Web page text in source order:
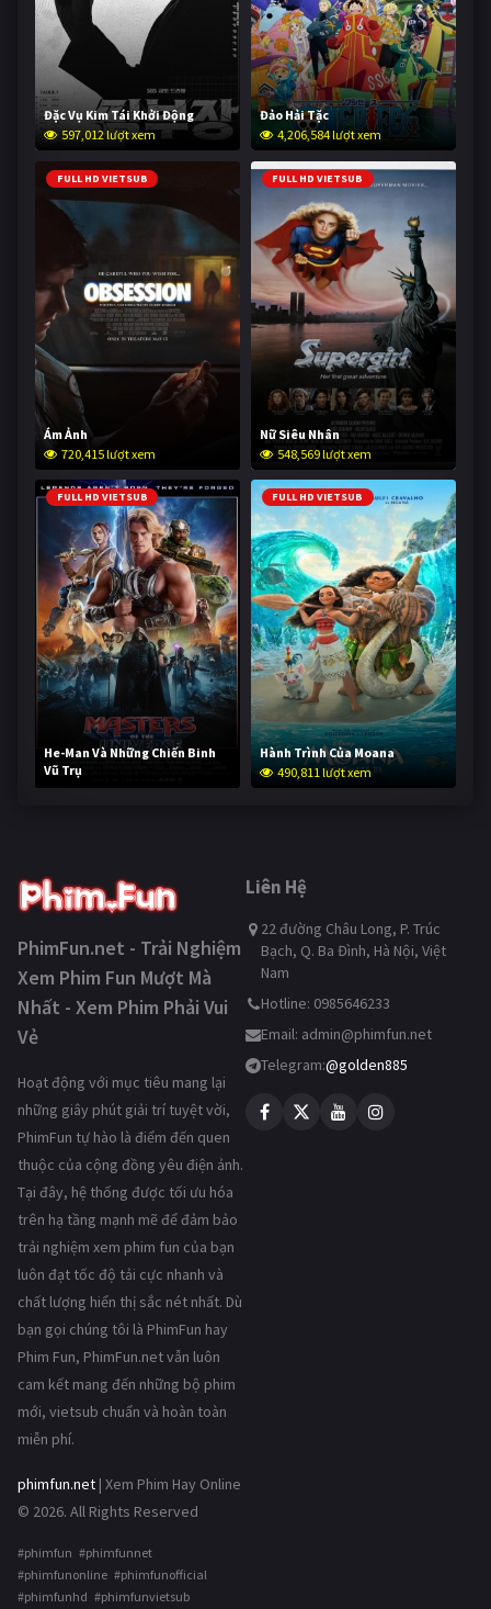
Đặc Vụ Kim Tái Khởi Động
597,012 lượt xem
Đảo Hải Tặc
4,206,584 lượt xem
FULL HD VIETSUB
Ám Ảnh
720,415 lượt xem
FULL HD VIETSUB
Nữ Siêu Nhân
548,569 lượt xem
FULL HD VIETSUB
He-Man Và Những Chiến Binh
Vũ Trụ
239,553 lượt xem
FULL HD VIETSUB
Hành Trình Của Moana
490,811 lượt xem
PhimFun.net - Trải Nghiệm
Xem Phim Fun Mượt Mà
Nhất - Xem Phim Phải Vui
Vẻ
Hoạt động với mục tiêu mang lại
những giây phút giải trí tuyệt vời,
PhimFun tự hào là điểm đến quen
thuộc của cộng đồng yêu điện ảnh.
Tại đây, hệ thống được tối ưu hóa
trên hạ tầng mạnh mẽ để đảm bảo
trải nghiệm xem phim fun của bạn
luôn đạt tốc độ tải cực nhanh và
chất lượng hiển thị sắc nét nhất. Dù
bạn gọi chúng tôi là PhimFun hay
Phim Fun, PhimFun.net vẫn luôn
cam kết mang đến những bộ phim
mới, vietsub chuẩn và hoàn toàn
miễn phí.
phimfun.net | Xem Phim Hay Online
© 2026. All Rights Reserved
#phimfun #phimfunnet
#phimfunonline #phimfunofficial
#phimfunhd #phimfunvietsub
Liên Hệ
22 đường Châu Long, P. Trúc
Bạch, Q. Ba Đình, Hà Nội, Việt
Nam
Hotline: 0985646233
Email: admin@phimfun.net
Telegram:@golden885